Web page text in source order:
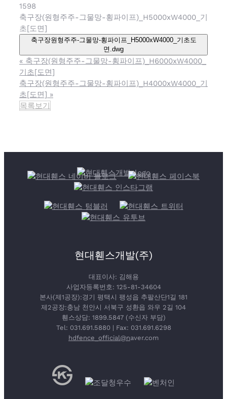
1598
축구장(원형주주-그물망-횡파이프)_H5000xW4000_기
초[도면]
축구장원형주주-그물망-횡파이프_H5000xW4000_기초도
면.dwg
« 축구장(원형주주-그물망-횡파이프)_H6000xW4000_
기초[도면]
축구장(원형주주-그물망-횡파이프)_H4000xW4000_기
초[도면] »
목록보기
현대휀스개발(주)
대표이사: 김해용
사업자등록번호: 125-81-34604
본사(제1공장):경기 평택시 팽성읍 추팔산단1길 181
제2공장:충남 천안시 서북구 성환읍 와우 2길 104
휀스상담: 1899.5847 (수신자 부담)
Tel: 031.691.5880 | Fax: 031.691.6298
hdfence_official@naver.com